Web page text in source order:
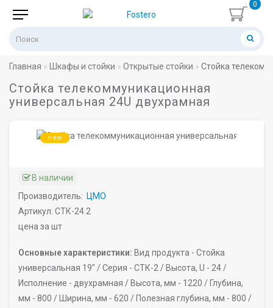
0
Главная Шкафы и стойки Открытые стойки Стойка
Стойка телекоммуникационная
универсальная 24U двухрамная
new
В наличии
Производитель: ЦМО
Артикул: СТК-24.2
цена за шт
Основные характеристики: Вид продукта - Стойка
универсальная 19" /Серия - СТК-2 / Высота, U - 24 /
Исполнение - двухрамная / Высота, мм - 1220 / Глубина,
мм - 800 / Ширина, мм - 620 / Полезная глубина, мм - 800 /